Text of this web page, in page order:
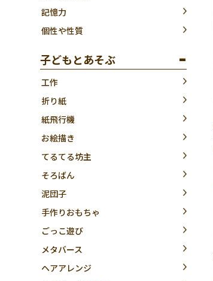
記憶力
個性や性質
子どもとあそぶ
工作
折り紙
紙飛行機
お絵描き
てるてる坊主
そろばん
泥団子
手作りおもちゃ
ごっこ遊び
メタバース
ヘアアレンジ